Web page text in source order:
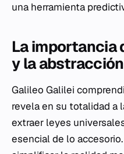
una herramienta
La importancia
y la abstracción
Galileo Galilei
revela en su totalidad a
extraer leyes
esencial de lo